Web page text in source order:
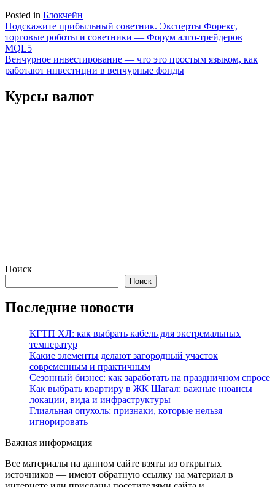
Posted in Блокчейн
Навигация
по
записям
Подскажите прибыльный советник. Эксперты Форекс,
торговые роботы и советники — Форум алго-трейдеров
MQL5
Венчурное инвестирование — что это простым языком, как
работают инвестиции в венчурные фонды
Курсы валют
Поиск
Поиск
Последние новости
КГТП ХЛ: как выбрать кабель для экстремальных
температур
Какие элементы делают загородный участок
современным и практичным
Сезонный бизнес: как заработать на праздничном спросе
Как выбрать квартиру в ЖК Шагал: важные нюансы
локации, вида и инфраструктуры
Глиальная опухоль: признаки, которые нельзя
игнорировать
Важная информация
Все материалы на данном сайте взяты из открытых
источников — имеют обратную ссылку на материал в